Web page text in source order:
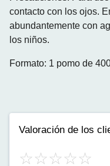
contacto con los ojos.
abundantemente con
los niños.
Formato: 1 pomo de
Valoración de los